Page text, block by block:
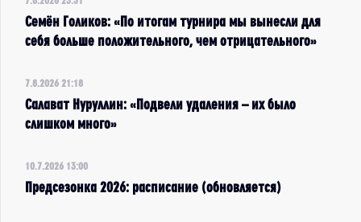
Семён Голиков: «По итогам турнира мы вынесли для
себя больше положительного, чем отрицательного»
7.8.2026 21:18
Салават Нуруллин: «Подвели удаления – их было
слишком много»
10.7.2026 13:00
Предсезонка 2026: расписание (обновляется)